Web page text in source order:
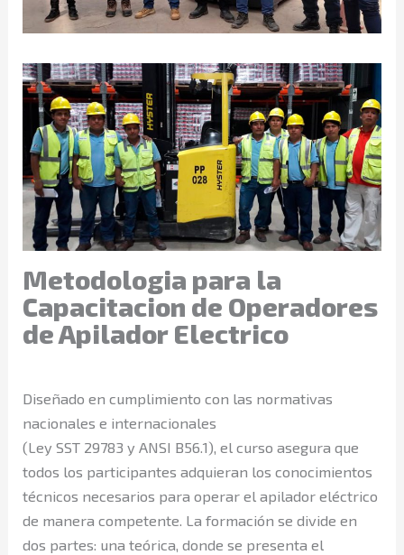
Metodologia para la
Capacitacion de Operadores
de Apilador Electrico
Diseñado en cumplimiento con las normativas
nacionales e internacionales
(Ley SST 29783 y ANSI B56.1), el curso asegura que
todos los participantes adquieran los conocimientos
técnicos necesarios para operar el apilador eléctrico
de manera competente. La formación se divide en
dos partes: una teórica, donde se presenta el